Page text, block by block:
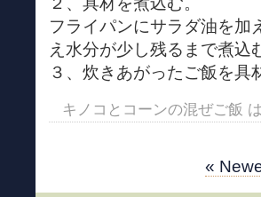
フライパンにサラダ油を加
え水分が少し残るまで煮込
３、炊きあがったご飯を具
キノコとコーンの混ぜご飯 は
«